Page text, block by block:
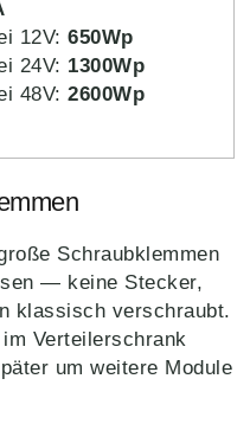
12V:650Wp
24V: 1300Wp
48V:2600Wp
Schraubklemmen
— keine Stecker,
klassisch verschraubt.
Verteilerschrank
um weitere Module